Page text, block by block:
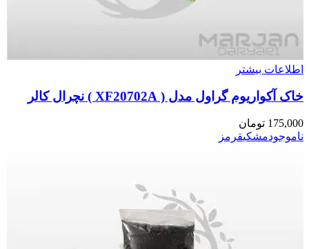
اطلاعات بیشتر
خاک آکواریوم گراول مدل ( XF20702A ) نچرال کالر
175,000 تومان
ناموجودمشکیقرمز